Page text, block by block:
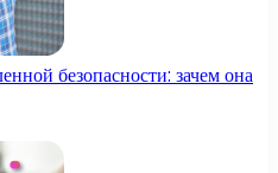
безопасности: зачем она